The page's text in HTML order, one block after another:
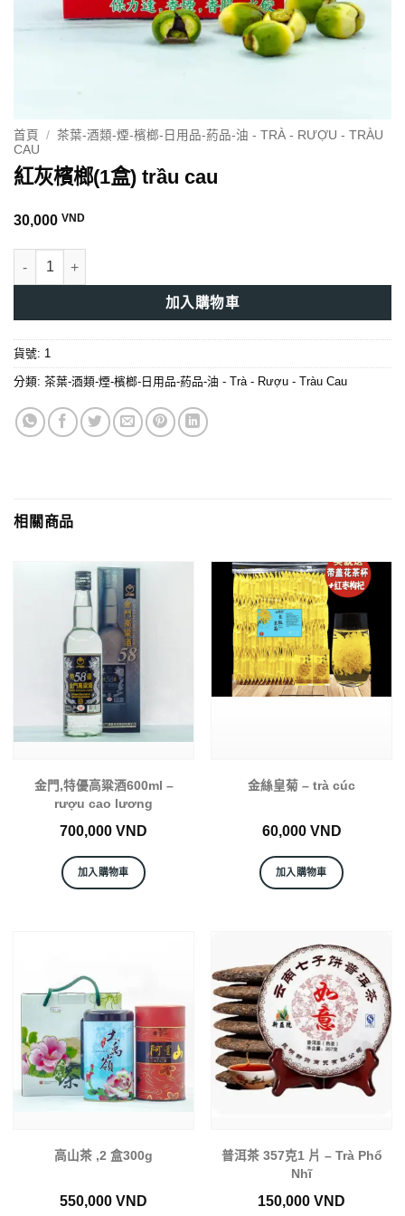
首頁 / 茶葉-酒類-煙-檳榔-日用品-葯品-油 - TRÀ - RƯỢU - TRÀU
CAU
紅灰檳榔(1盒) trầu cau
30,000 VND
紅灰檳榔(1盒) trầu cau 數量
加入購物車
貨號: 1
分類: 茶葉-酒類-煙-檳榔-日用品-葯品-油 - Trà - Rượu - Tràu Cau
相關商品
金門,特優高粱酒600ml –
rượu cao lương
700,000 VND
加入購物車
金絲皇菊 – trà cúc
60,000 VND
加入購物車
高山茶 ,2 盒300g
550,000 VND
普洱茶 357克1 片 – Trà Phổ
Nhĩ
150,000 VND